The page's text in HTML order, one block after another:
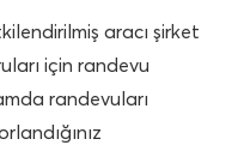
aracı şirket
için randevu
randevuları